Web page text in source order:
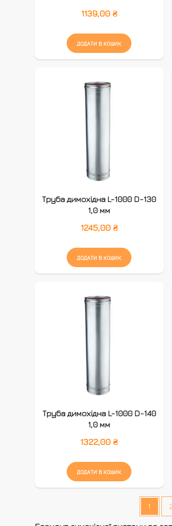
1139,00 ₴
ДОДАТИ В КОШИК
Труба димохідна L-1000 D-130
1,0 мм
1245,00 ₴
ДОДАТИ В КОШИК
Труба димохідна L-1000 D-140
1,0 мм
1322,00₴
ДОДАТИ В КОШИК
1